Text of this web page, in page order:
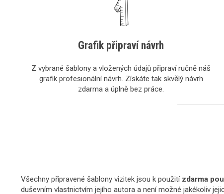
Grafik připraví návrh
Z vybrané šablony a vložených údajů připraví ručně náš
grafik profesionální návrh. Získáte tak skvělý návrh
zdarma a úplně bez práce.
Všechny připravené šablony vizitek jsou k použití zdarma
duševním vlastnictvím jejího autora a není možné jakékoliv